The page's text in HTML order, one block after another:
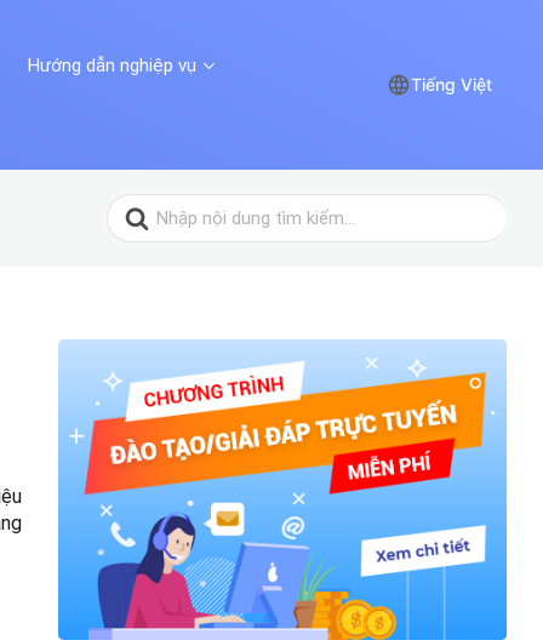
Hướng dẫn nghiệp vụ
Tiếng Việt
Search
for: